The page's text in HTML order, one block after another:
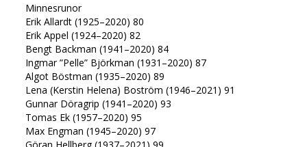
Minnesrunor
Erik Allardt (1925–2020) 80
Erik Appel (1924–2020) 82
Bengt Backman (1941–2020) 84
Ingmar ”Pelle” Björkman (1931–2020) 87
Algot Böstman (1935–2020) 89
Lena (Kerstin Helena) Boström (1946–2021) 91
Gunnar Döragrip (1941–2020) 93
Tomas Ek (1957–2020) 95
Max Engman (1945–2020) 97